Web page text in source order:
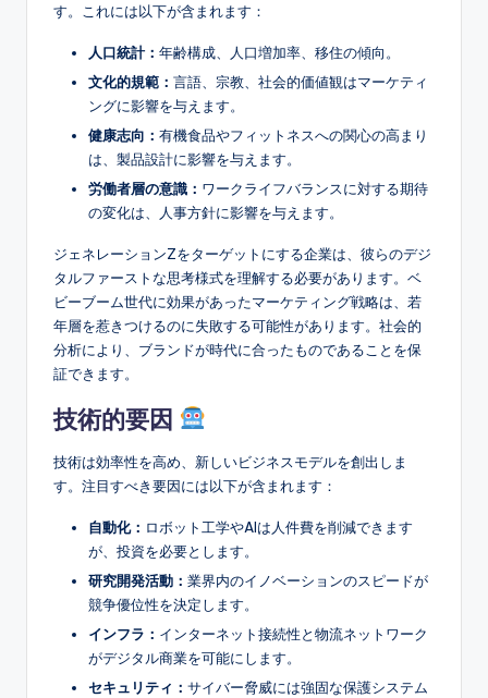
す。これには以下が含まれます：
人口統計： 年齢構成、人口増加率、移住の傾向。
文化的規範： 言語、宗教、社会的価値観はマーケティ
ングに影響を与えます。
健康志向： 有機食品やフィットネスへの関心の高まり
は、製品設計に影響を与えます。
労働者層の意識： ワークライフバランスに対する期待
の変化は、人事方針に影響を与えます。
ジェネレーションZをターゲットにする企業は、彼らのデジ
タルファーストな思考様式を理解する必要があります。ベ
ビーブーム世代に効果があったマーケティング戦略は、若
年層を惹きつけるのに失敗する可能性があります。社会的
分析により、ブランドが時代に合ったものであることを保
証できます。
技術的要因
技術は効率性を高め、新しいビジネスモデルを創出しま
す。注目すべき要因には以下が含まれます：
自動化： ロボット工学やAIは人件費を削減できます
が、投資を必要とします。
研究開発活動： 業界内のイノベーションのスピードが
競争優位性を決定します。
インフラ： インターネット接続性と物流ネットワーク
がデジタル商業を可能にします。
セキュリティ： サイバー脅威には強固な保護システム